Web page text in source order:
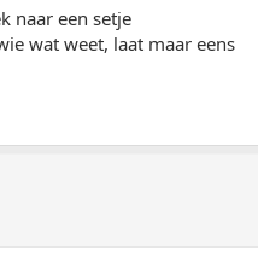
naar een setje
wat weet, laat maar eens